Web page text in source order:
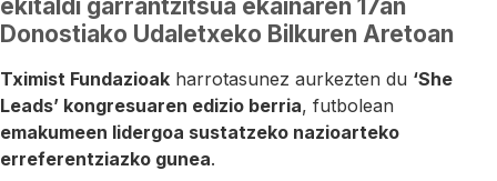
ekitaldi garrantzitsua ekainaren 17an
Donostiako Udaletxeko Bilkuren Aretoan
Tximist Fundazioak harrotasunez aurkezten du ‘She
Leads’ kongresuaren edizio berria, futbolean
emakumeen lidergoa sustatzeko nazioarteko
erreferentziazko gunea.